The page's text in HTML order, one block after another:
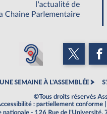
l'actualité de
Chaine Parlementaire
UNE SEMAINE À L'ASSEMBLÉE
©Tous droits réservés
: partiellement conforme
nationale - 126 Rue de